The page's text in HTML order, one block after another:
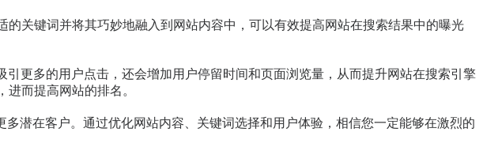
关键词并将其巧妙地融入到网站内容中，可以有效提高网站在搜索结果中的曝光
更多的用户点击，还会增加用户停留时间和页面浏览量，从而提升网站在搜索引擎
而提高网站的排名。
潜在客户。通过优化网站内容、关键词选择和用户体验，相信您一定能够在激烈的